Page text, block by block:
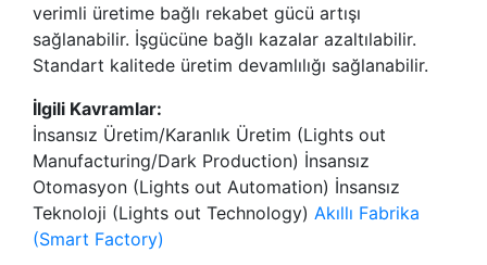
verimli üretime bağlı rekabet gücü artışı
sağlanabilir. İşgücüne bağlı kazalar azaltılabilir.
Standart kalitede üretim devamlılığı sağlanabilir.
İlgili Kavramlar:
İnsansız Üretim/Karanlık Üretim (Lights out
Manufacturing/Dark Production) İnsansız
Otomasyon (Lights out Automation) İnsansız
Teknoloji (Lights out Technology) Akıllı Fabrika
(Smart Factory)